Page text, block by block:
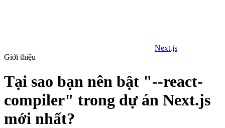
Next.js
Giới thiệu
Tại sao bạn nên bật "--react-
compiler" trong dự án Next.js
mới nhất?